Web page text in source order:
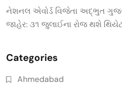
નેશનલ એવોર્ડ વિજેતા અદ્ભુત
જાહેર: ૩૧ જુલાઈના રોજ થશે
Categories
Ahmedabad